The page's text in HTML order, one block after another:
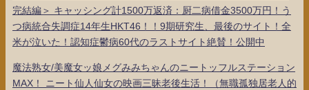
完結編＞ キャッシング計1500万返済：厨二病借金3500万円！う
つ病統合失調症14年生HKT46！！9期研究生、最後のサイト！全
米が泣いた！認知症鬱病60代のラストサイト絶賛！公開中
魔法熟女/美魔女ッ娘メグみみちゃんのニートッフルステーション
MAX！ ニート仙人仙女の映画三昧老後生活！（無職孤独居老人的